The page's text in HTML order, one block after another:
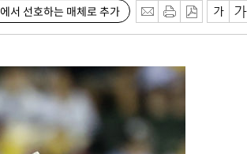
서 선호하는 매체로 추가